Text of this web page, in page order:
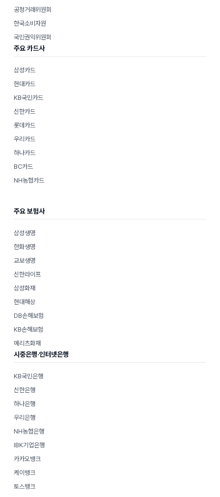
공정거래위원회
한국소비자원
국민권익위원회
주요 카드사
삼성카드
현대카드
KB국민카드
신한카드
롯데카드
우리카드
하나카드
BC카드
NH농협카드
주요 보험사
삼성생명
한화생명
교보생명
신한라이프
삼성화재
현대해상
DB손해보험
KB손해보험
메리츠화재
시중은행·인터넷은행
KB국민은행
신한은행
하나은행
우리은행
NH농협은행
IBK기업은행
카카오뱅크
케이뱅크
토스뱅크